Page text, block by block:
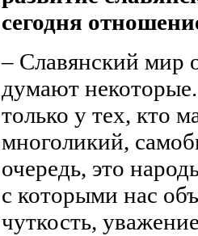
сегодня
– Славянский мир
думают
только у тех, кто
многоликий,
очередь, это
с которыми нас
чуткость,